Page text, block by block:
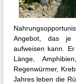
Angebot, das je
aufweisen kann.
Länge,
Regenwürmer,
Jahres leben die